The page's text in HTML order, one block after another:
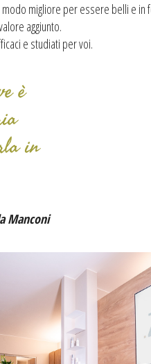
migliore per essere belli e in
aggiunto.
e studiati per voi.
è
in
Manconi